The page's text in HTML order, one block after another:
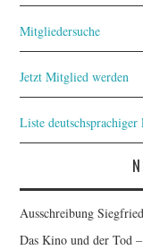
Mitgliedersuche
Jetzt Mitglied werden
Liste
Ausschreibung
Das Kino und der Tod